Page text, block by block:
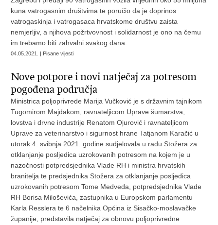
kuna vatrogasnim društvima te poručio da je doprinos
vatrogaskinja i vatrogasaca hrvatskome društvu zaista
nemjerljiv, a njihova požrtvovnost i solidarnost je ono na čemu
im trebamo biti zahvalni svakog dana.
04.05.2021. | Pisane vijesti
Nove potpore i novi natječaj za potresom
pogođena područja
Ministrica poljoprivrede Marija Vučković je s državnim tajnikom
Tugomirom Majdakom, ravnateljicom Uprave šumarstva,
lovstva i drvne industrije Renatom Ojurović i ravnateljicom
Uprave za veterinarstvo i sigurnost hrane Tatjanom Karačić u
utorak 4. svibnja 2021. godine sudjelovala u radu Stožera za
otklanjanje posljedica uzrokovanih potresom na kojem je u
nazočnosti potpredsjednika Vlade RH i ministra hrvatskih
branitelja te predsjednika Stožera za otklanjanje posljedica
uzrokovanih potresom Tome Medveda, potpredsjednika Vlade
RH Borisa Miloševića, zastupnika u Europskom parlamentu
Karla Resslera te 6 načelnika Općina iz Sisačko-moslavačke
županije, predstavila natječaj za obnovu poljoprivredne